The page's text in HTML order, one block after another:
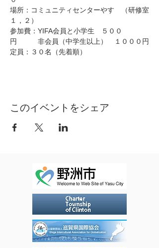
場所：コミュニティセンターやす　（研修室
１，２）
参加費：YIFA会員と小学生　５００
円　　　非会員（中学生以上）　１０００円
定員：３０名（先着順）
このイベントをシェア